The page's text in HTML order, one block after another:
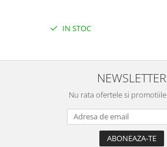
IN STOC
NEWSLETTER
Nu rata ofertele si